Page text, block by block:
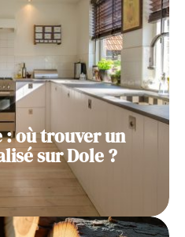
: où trouver un
sur Dole ?